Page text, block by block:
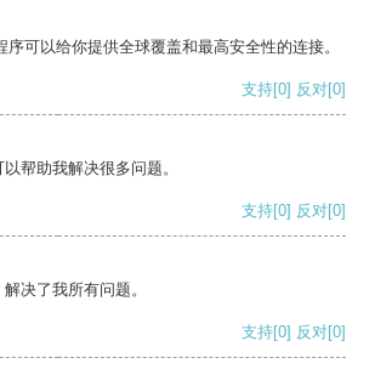
可以给你提供全球覆盖和最高安全性的连接。
支持[0] 反对[0]
帮助我解决很多问题。
支持[0] 反对[0]
决了我所有问题。
支持[0] 反对[0]